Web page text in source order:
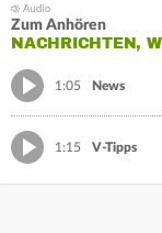
Zum Anhören
NACHRICHTEN,
1:05 News
1:15 V-Tipps